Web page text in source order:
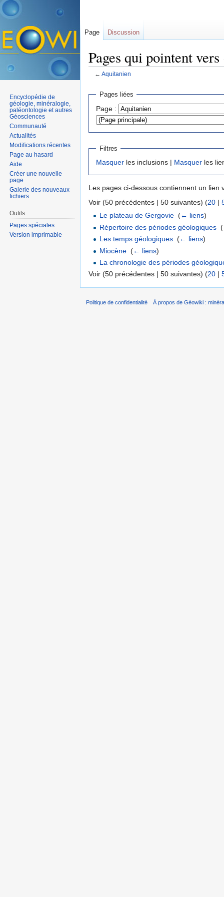
Pages qui pointent
← Aquitanien
Pages liées
Page :
Filtres
Masquer les inclusions | Masquer les
Les pages ci-dessous contiennent un lien
Voir (50 précédentes | 50 suivantes) (20 |
Le plateau de Gergovie ‎(← liens)
Répertoire des périodes géologiques ‎(
Les temps géologiques ‎(← liens)
Miocène ‎(← liens)
La chronologie des périodes
Voir (50 précédentes | 50 suivantes) (20 |
Page Discussion
Encyclopédie de
géologie, minéralogie,
paléontologie et autres
Géosciences
Communauté
Actualités
Modifications récentes
Page au hasard
Aide
Créer une nouvelle
page
Galerie des nouveaux
fichiers
Outils
Pages spéciales
Version imprimable
Politique de confidentialité À propos de Géowiki :